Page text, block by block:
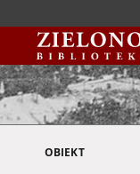
OBIEKT